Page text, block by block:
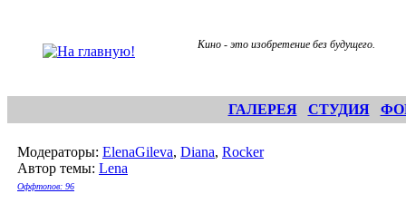
Кино - это изобретение без будущего.
ГАЛЕРЕЯ СТУДИЯ
Модераторы: ElenaGileva, Diana, Rocker
Автор темы: Lena
Оффтопов: 96